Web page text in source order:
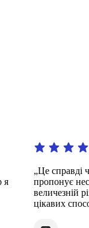
„Це справді
пропонує
величезній
цікавих